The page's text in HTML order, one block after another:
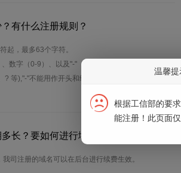
有什么注册规则？
起，最多63个字符。
数字（0-9）、以及"-"（英文中的连词号，即中横
等),"-"不能用作开头和结尾。注*中文域名实际是
长？要如何进行域名续费？
司注册的域名可以在后台进行续费生效。
温馨提
根据工信部的要
能注册！此页面